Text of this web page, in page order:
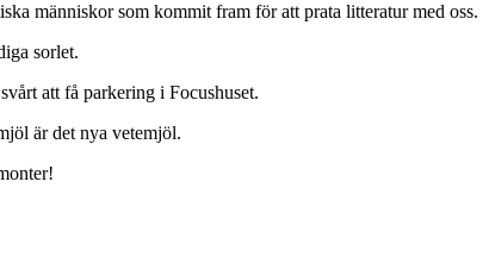
människor som kommit fram för att prata litteratur med oss.
sorlet.
att få parkering i Focushuset.
är det nya vetemjöl.